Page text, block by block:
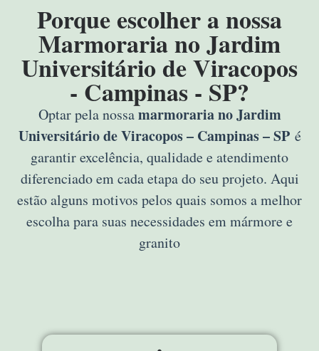
Porque escolher a nossa
Marmoraria no Jardim
Universitário de Viracopos
- Campinas - SP?
Optar pela nossamarmoraria no Jardim
Universitário de Viracopos – Campinas – SPé
garantir excelência, qualidade e atendimento
diferenciado em cada etapa do seu projeto. Aqui
estão alguns motivos pelos quais somos a melhor
escolha para suas necessidades em mármore e
granito